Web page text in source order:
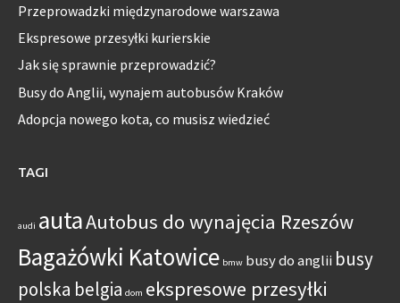
Przeprowadzki międzynarodowe warszawa
Ekspresowe przesyłki kurierskie
Jak się sprawnie przeprowadzić?
Busy do Anglii, wynajem autobusów Kraków
Adopcja nowego kota, co musisz wiedzieć
TAGI
audi autaAutobus do wynajęcia Rzeszów
Bagażówki Katowice bmw busy do anglii busy
polska belgia dom ekspresowe przesyłki